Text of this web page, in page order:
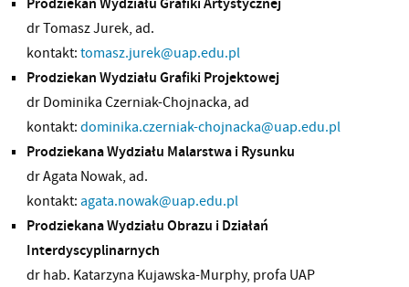
dr Tomasz Jurek, ad.
kontakt:tomasz.jurek@uap.edu.pl
Prodziekan Wydziału Grafiki Projektowej
dr Dominika Czerniak-Chojnacka, ad
kontakt:dominika.czerniak-chojnacka@uap.edu.pl
Prodziekana Wydziału Malarstwa i Rysunku
dr Agata Nowak, ad.
kontakt:agata.nowak@uap.edu.pl
Prodziekana Wydziału Obrazu i Działań
Interdyscyplinarnych
dr hab. Katarzyna Kujawska-Murphy, profa UAP